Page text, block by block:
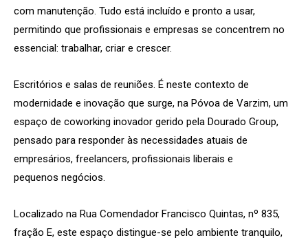
com manutenção. Tudo está incluído e pronto a usar,
permitindo que profissionais e empresas se concentrem no
essencial: trabalhar, criar e crescer.
Escritórios e salas de reuniões. É neste contexto de
modernidade e inovação que surge, na Póvoa de Varzim, um
espaço de coworking inovador gerido pela Dourado Group,
pensado para responder às necessidades atuais de
empresários, freelancers, profissionais liberais e
pequenos negócios.
Localizado na Rua Comendador Francisco Quintas, nº 835,
fração E, este espaço distingue-se pelo ambiente tranquilo,